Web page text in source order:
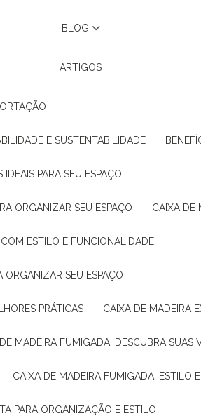
BLOG
ARTIGOS
E SUSTENTABILIDADE
PARA SEU ESPAÇO
ORGANIZAR SEU ESPAÇO CAIXA
ESTILO E FUNCIONALIDADE
ORGANIZAR SEU ESPAÇO
PRÁTICAS CAIXA DE MADEIRA
DE MADEIRA FUMIGADA: DESCUBRA SUAS
CAIXA DE MADEIRA FUMIGADA: ESTILO
PARA ORGANIZAÇÃO E ESTILO